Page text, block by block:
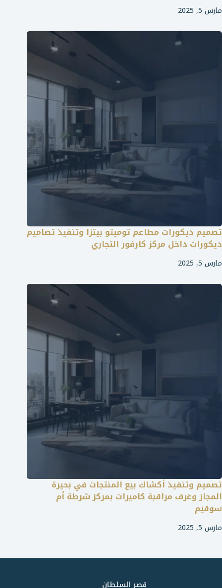
مارس 5, 2025
تصميم ديكورات مطاعم توميتو بيتزا وتنفيذ تصاميم
ديكورات داخل مركز كارفور التجاري
مارس 5, 2025
تصميم وتنفيذ أكشاك بيع المنتجات في بحيرة
المجاز وغرف مراقبة كاميرات بمركز شرطة أم
سوقيم
مارس 5, 2025
قصر السلطان